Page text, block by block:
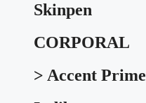
Skinpen
CORPORAL
> Accent Prime